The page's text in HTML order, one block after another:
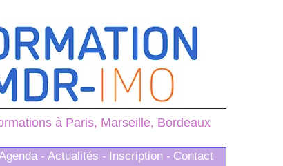
à Paris, Marseille, Bordeaux
- Actualités - Inscription - Contact